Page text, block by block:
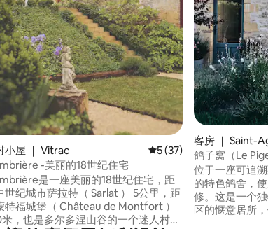
满分 5 分），共 102 条评价
小屋 ｜ Vitrac 平均评分 5 分（满分 5 分
5 (37)
-美丽的18世纪住宅
是一座美丽的18世纪住宅，距
世纪城市萨拉特（ Sarlat ） 5公里，距
特福城堡（ Château de Montfort ）
，也是多尔多涅山谷的一个迷人村
客房 ｜ Saint-
鸽子窝（Le
位于一座可追
的特色鸽舍，
修。这是一个
区的惬意居所